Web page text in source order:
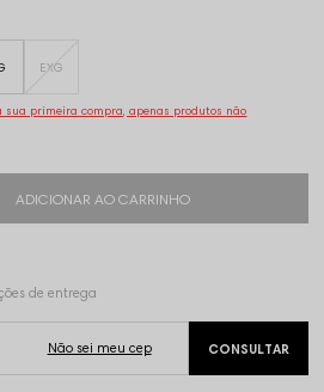
EXG
sua primeira compra, apenas produtos não